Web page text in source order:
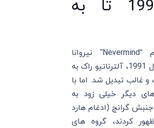
دهه 1990 تا به
با صعود آلبوم “Nevermind” نیروانا
(Nirvana) در سال 1991، آلترناتیو راک به
غالب تبدیل شد. اما با
دیگر خیلی زود به
گرانج (ادغام هارد
کردند، گروه های